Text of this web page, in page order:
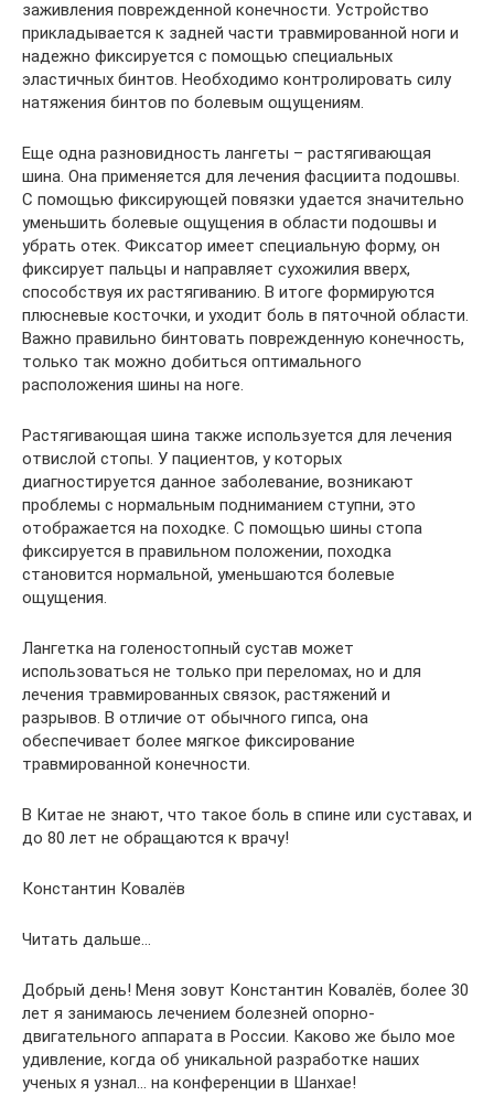
заживления поврежденной конечности. Устройство
прикладывается к задней части травмированной ноги и
надежно фиксируется с помощью специальных
эластичных бинтов. Необходимо контролировать силу
натяжения бинтов по болевым ощущениям.
Еще одна разновидность лангеты – растягивающая
шина. Она применяется для лечения фасциита подошвы.
С помощью фиксирующей повязки удается значительно
уменьшить болевые ощущения в области подошвы и
убрать отек. Фиксатор имеет специальную форму, он
фиксирует пальцы и направляет сухожилия вверх,
способствуя их растягиванию. В итоге формируются
плюсневые косточки, и уходит боль в пяточной области.
Важно правильно бинтовать поврежденную конечность,
только так можно добиться оптимального
расположения шины на ноге.
Растягивающая шина также используется для лечения
отвислой стопы. У пациентов, у которых
диагностируется данное заболевание, возникают
проблемы с нормальным подниманием ступни, это
отображается на походке. С помощью шины стопа
фиксируется в правильном положении, походка
становится нормальной, уменьшаются болевые
ощущения.
Лангетка на голеностопный сустав может
использоваться не только при переломах, но и для
лечения травмированных связок, растяжений и
разрывов. В отличие от обычного гипса, она
обеспечивает более мягкое фиксирование
травмированной конечности.
В Китае не знают, что такое боль в спине или суставах, и
до 80 лет не обращаются к врачу!
Константин Ковалёв
Читать дальше…
Добрый день! Меня зовут Константин Ковалёв, более 30
лет я занимаюсь лечением болезней опорно-
двигательного аппарата в России. Каково же было мое
удивление, когда об уникальной разработке наших
ученых я узнал… на конференции в Шанхае!